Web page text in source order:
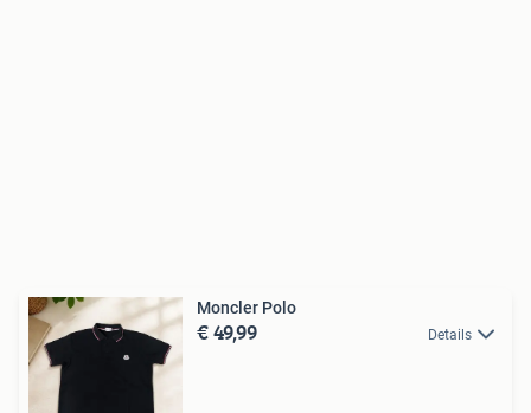
Moncler Polo
€ 49,99 Details